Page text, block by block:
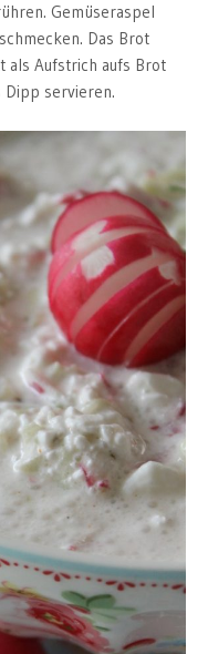
Gemüseraspel
Das Brot
als Aufstrich aufs Brot
Dipp servieren.